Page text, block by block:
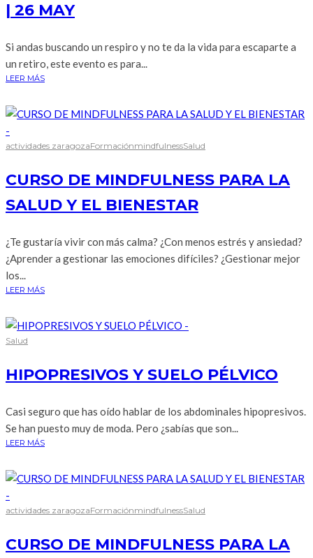
| 26 MAY
Si andas buscando un respiro y no te da la vida para escaparte a
un retiro, este evento es para...
LEER MÁS
actividades zaragozaFormaciónmindfulnessSalud
CURSO DE MINDFULNESS PARA LA
SALUD Y EL BIENESTAR
¿Te gustaría vivir con más calma? ¿Con menos estrés y ansiedad?
¿Aprender a gestionar las emociones difíciles? ¿Gestionar mejor
los...
LEER MÁS
Salud
HIPOPRESIVOS Y SUELO PÉLVICO
Casi seguro que has oído hablar de los abdominales hipopresivos.
Se han puesto muy de moda. Pero ¿sabías que son...
LEER MÁS
actividades zaragozaFormaciónmindfulnessSalud
CURSO DE MINDFULNESS PARA LA